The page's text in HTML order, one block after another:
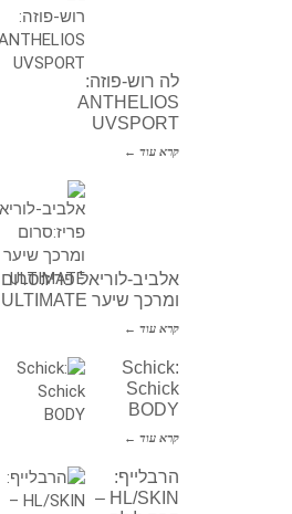
לה רוש-פוזה:
ANTHELIOS
UVSPORT
קרא עוד ←
אלביב-לוריאל פריז:סרום
ומרכך שיער ULTIMATE
קרא עוד ←
Schick:
Schick
BODY
קרא עוד ←
הרבלייף:
HL/SKIN –